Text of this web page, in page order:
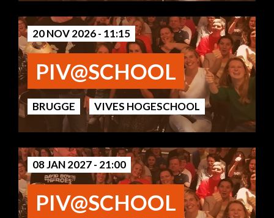
20 NOV 2026 - 11:15
PIV@SCHOOL
BRUGGE VIVES HOGESCHOOL
08 JAN 2027 - 21:00
PIV@SCHOOL